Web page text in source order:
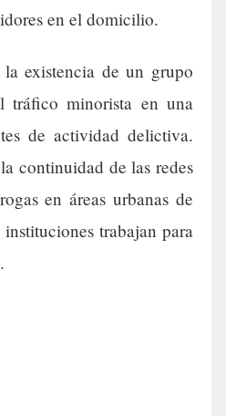
en el domicilio.
existencia de un grupo
tráfico minorista en una
de actividad delictiva.
continuidad de las redes
en áreas urbanas de
trabajan para